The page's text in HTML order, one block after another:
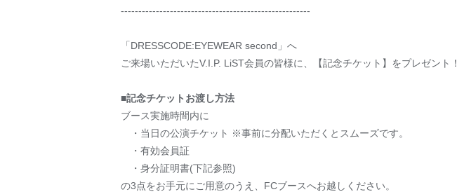
------------------------------------------------------
「DRESSCODE:EYEWEAR second」へ
ご来場いただいたV.I.P. LiST会員の皆様に、【記念チケット】をプレゼント！
■記念チケットお渡し方法
ブース実施時間内に
・当日の公演チケット ※事前に分配いただくとスムーズです。
・有効会員証
・身分証明書(下記参照)
の3点をお手元にご用意のうえ、FCブースへお越しください。